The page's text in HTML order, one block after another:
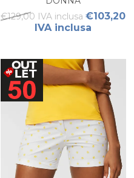
€129,00 IVA inclusa €103,20
IVA inclusa